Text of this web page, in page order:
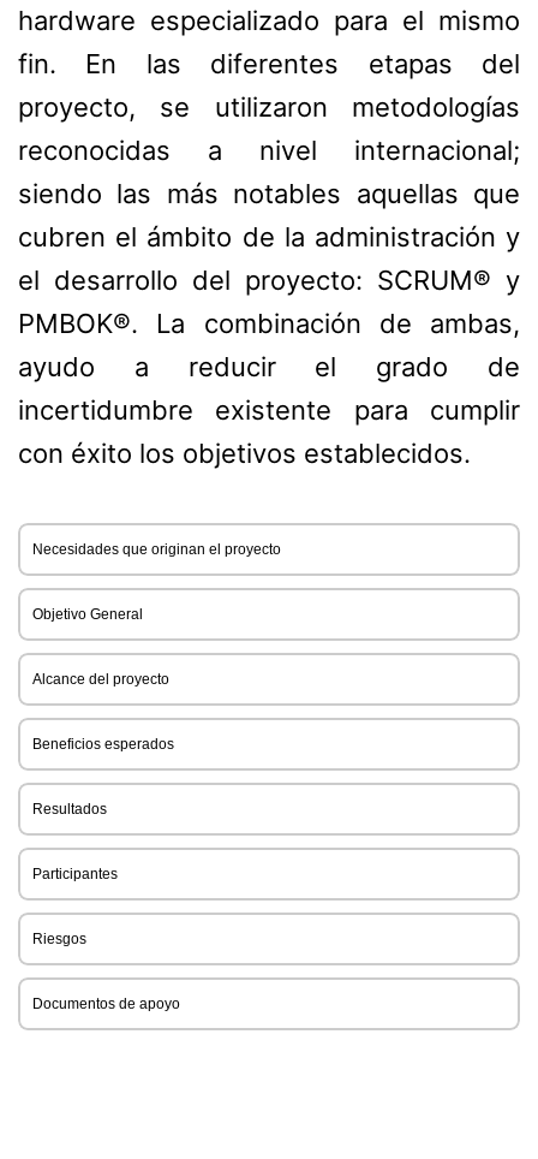
hardware especializado para el mismo
fin. En las diferentes etapas del
proyecto, se utilizaron metodologías
reconocidas a nivel internacional;
siendo las más notables aquellas que
cubren el ámbito de la administración y
el desarrollo del proyecto: SCRUM® y
PMBOK®. La combinación de ambas,
ayudo a reducir el grado de
incertidumbre existente para cumplir
con éxito los objetivos establecidos.
Necesidades que originan el proyecto
Objetivo General
Alcance del proyecto
Beneficios esperados
Resultados
Participantes
Riesgos
Documentos de apoyo